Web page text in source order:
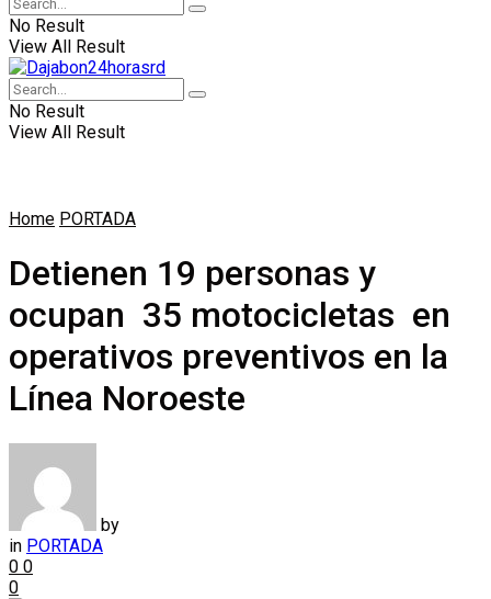
No Result
View All Result
No Result
View All Result
Home PORTADA
Detienen 19 personas y
ocupan 35 motocicletas en
operativos preventivos en la
Línea Noroeste
by
in PORTADA
0 0
0